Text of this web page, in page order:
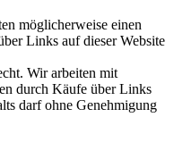
möglicherweise einen
Links auf dieser Website
Wir arbeiten mit
durch Käufe über Links
darf ohne Genehmigung